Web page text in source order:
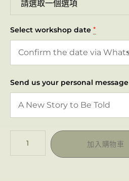
Select workshop date *
Send us your personal message
加入購物車